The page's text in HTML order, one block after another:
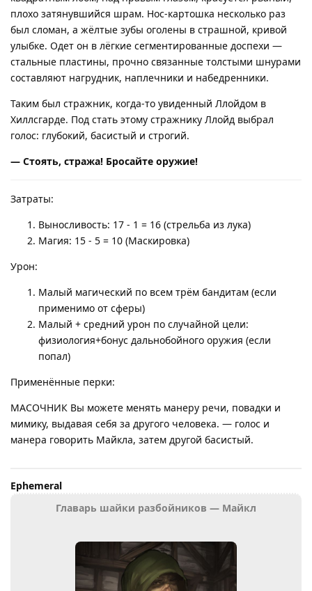
плохо затянувшийся шрам. Нос-картошка несколько раз
был сломан, а жёлтые зубы оголены в страшной, кривой
улыбке. Одет он в лёгкие сегментированные доспехи —
стальные пластины, прочно связанные толстыми шнурами
составляют нагрудник, наплечники и набедренники.
Таким был стражник, когда-то увиденный Ллойдом в
Хиллсгарде. Под стать этому стражнику Ллойд выбрал
голос: глубокий, басистый и строгий.
— Стоять, стража! Бросайте оружие!
Затраты:
Выносливость: 17 - 1 = 16 (стрельба из лука)
Магия: 15 - 5 = 10 (Маскировка)
Урон:
Малый магический по всем трём бандитам (если
применимо от сферы)
Малый + средний урон по случайной цели:
физиология+бонус дальнобойного оружия (если
попал)
Применённые перки:
МАСОЧНИК Вы можете менять манеру речи, повадки и
мимику, выдавая себя за другого человека. — голос и
манера говорить Майкла, затем другой басистый.
Ephemeral
Главарь шайки разбойников — Майкл